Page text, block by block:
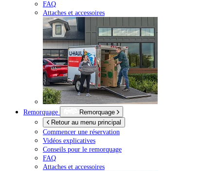
FAQ
Attaches et accessoires
Remorquage
Remorquage
Retour au menu principal
Commencer une réservation
Vidéos explicatives
Conseils pour le remorquage
FAQ
Attaches et accessoires